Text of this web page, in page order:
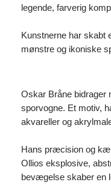
legende, farverig
Kunstnerne har
mønstre og ikoniske
Oskar Bråne bidrager
sporvogne. Et motiv,
akvareller og
Hans præcision og
Ollios eksplosive,
bevægelse skaber en